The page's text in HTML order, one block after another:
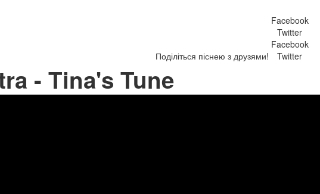
Поділіться піснею з друзями!
Facebook
Twitter
Facebook
Twitter
- Tina's Tune